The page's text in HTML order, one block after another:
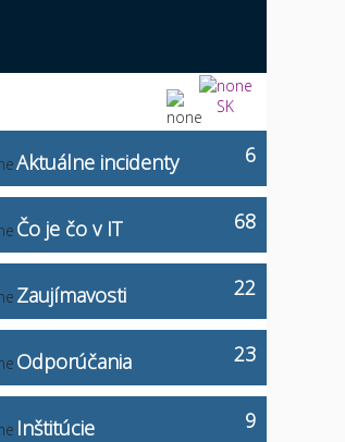
SK
Aktuálne incidenty 6
Čo je čo v IT 68
Zaujímavosti 22
Odporúčania 23
Inštitúcie 9